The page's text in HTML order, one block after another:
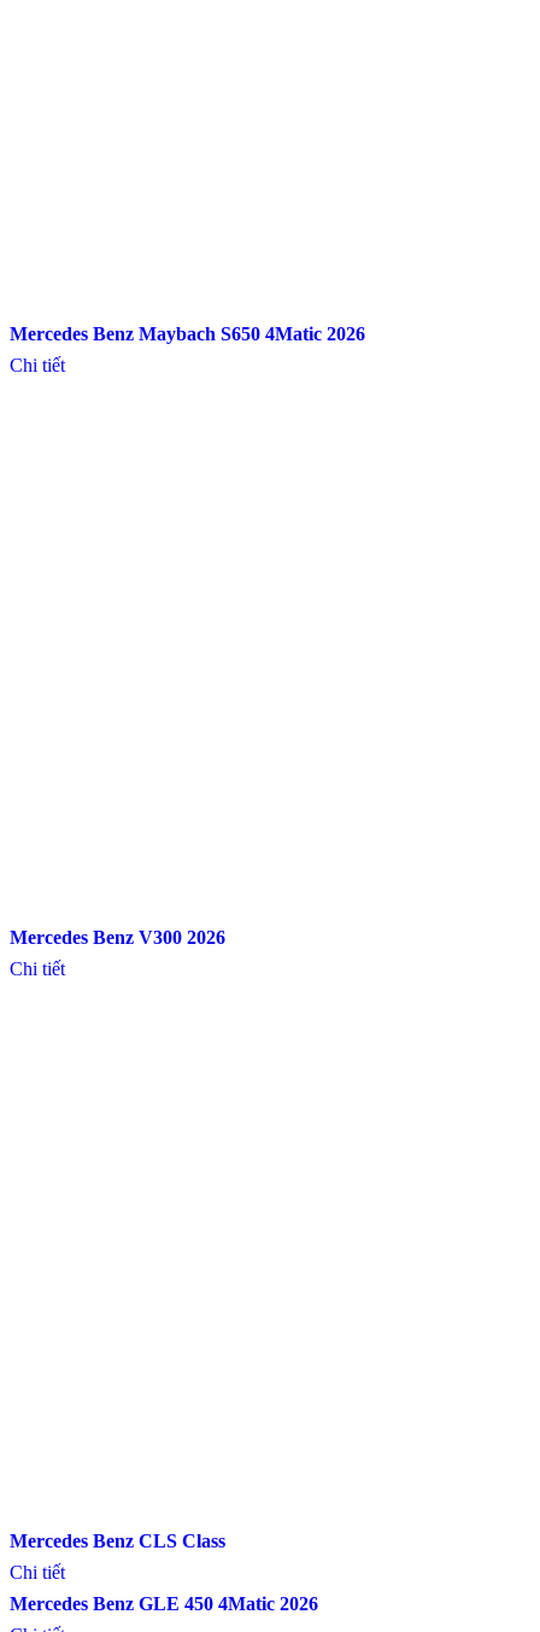
Mercedes Benz Maybach S650 4Matic 2026
Chi tiết
Mercedes Benz V300 2026
Chi tiết
Mercedes Benz CLS Class
Chi tiết
Mercedes Benz GLE 450 4Matic 2026